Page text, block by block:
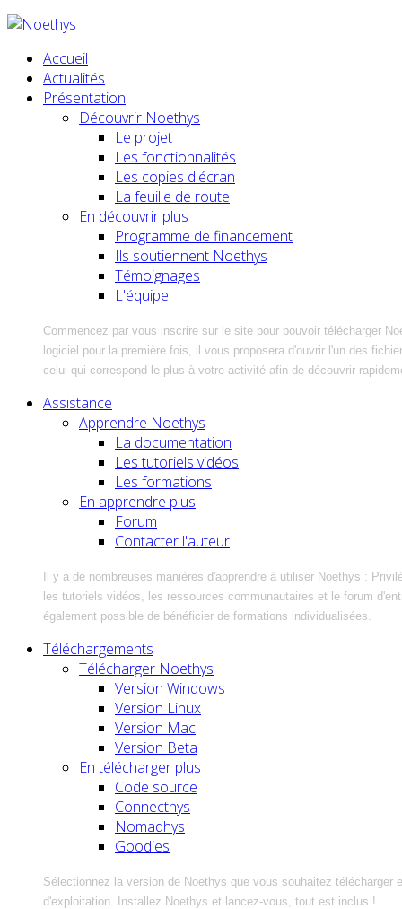
Accueil
Actualités
Présentation
Découvrir Noethys
Le projet
Les fonctionnalités
Les copies d'écran
La feuille de route
En découvrir plus
Programme de financement
Ils soutiennent Noethys
Témoignages
L'équipe
Commencez par vous inscrire sur le site pour pouvoir télécharger
logiciel pour la première fois, il vous proposera d'ouvrir l'un des
celui qui correspond le plus à votre activité afin de découvrir
Assistance
Apprendre Noethys
La documentation
Les tutoriels vidéos
Les formations
En apprendre plus
Forum
Contacter l'auteur
Il y a de nombreuses manières d'apprendre à utiliser Noethys :
les tutoriels vidéos, les ressources communautaires et le forum
également possible de bénéficier de formations individualisées.
Téléchargements
Télécharger Noethys
Version Windows
Version Linux
Version Mac
Version Beta
En télécharger plus
Code source
Connecthys
Nomadhys
Goodies
Sélectionnez la version de Noethys que vous souhaitez télécharger
d'exploitation. Installez Noethys et lancez-vous, tout est inclus !